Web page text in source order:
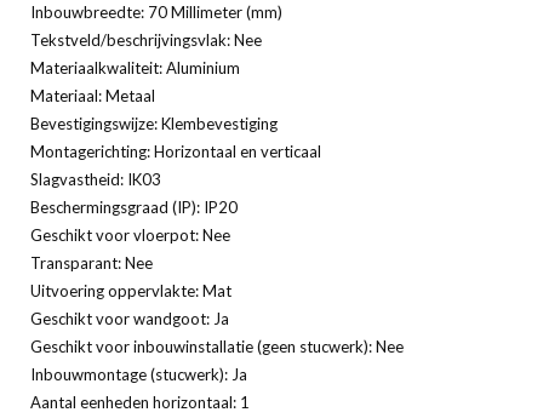
Inbouwbreedte: 70 Millimeter (mm)
Tekstveld/beschrijvingsvlak: Nee
Materiaalkwaliteit: Aluminium
Materiaal: Metaal
Bevestigingswijze: Klembevestiging
Montagerichting: Horizontaal en verticaal
Slagvastheid: IK03
Beschermingsgraad (IP): IP20
Geschikt voor vloerpot: Nee
Transparant: Nee
Uitvoering oppervlakte: Mat
Geschikt voor wandgoot: Ja
Geschikt voor inbouwinstallatie (geen stucwerk): Nee
Inbouwmontage (stucwerk): Ja
Aantal eenheden horizontaal: 1